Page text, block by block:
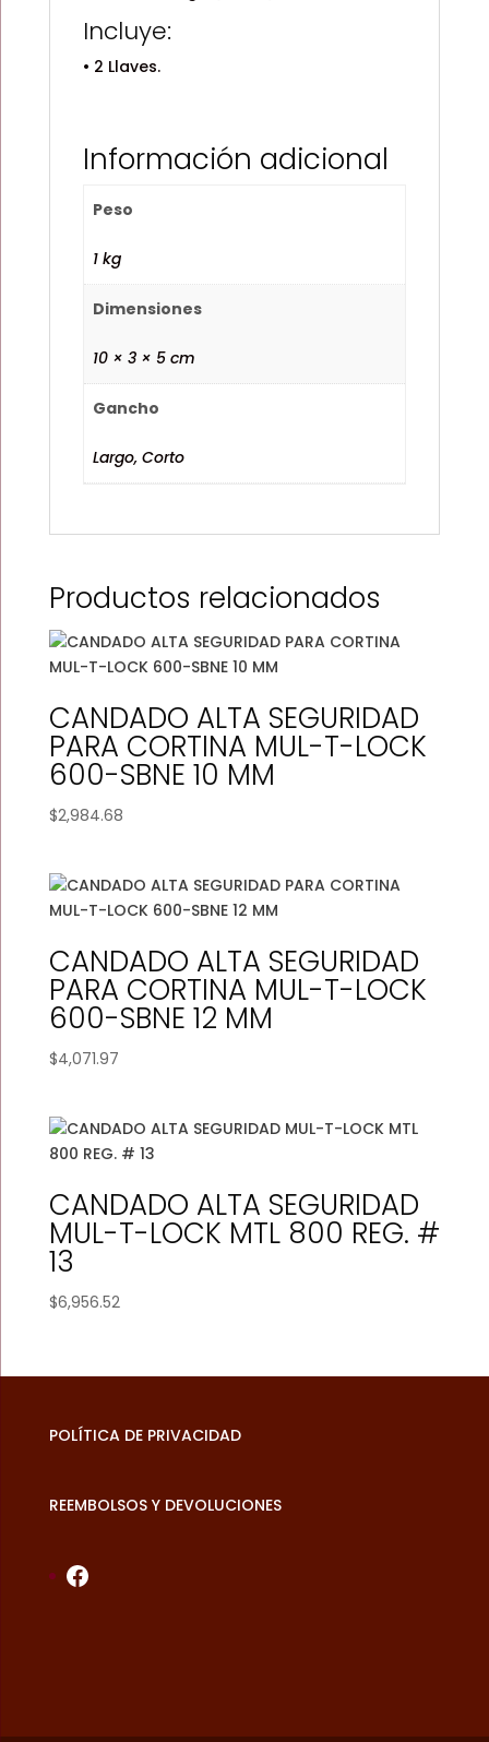
Incluye:
• 2 Llaves.
Información adicional
Peso
1 kg
Dimensiones
10 × 3 × 5 cm
Gancho
Largo, Corto
Productos relacionados
CANDADO ALTA SEGURIDAD
PARA CORTINA MUL-T-LOCK
600-SBNE 10 MM
$2,984.68
CANDADO ALTA SEGURIDAD
PARA CORTINA MUL-T-LOCK
600-SBNE 12 MM
$4,071.97
CANDADO ALTA SEGURIDAD
MUL-T-LOCK MTL 800 REG. #
13
$6,956.52
POLÍTICA DE PRIVACIDAD
REEMBOLSOS Y DEVOLUCIONES
Facebook